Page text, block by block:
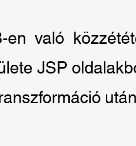
en való
JSP